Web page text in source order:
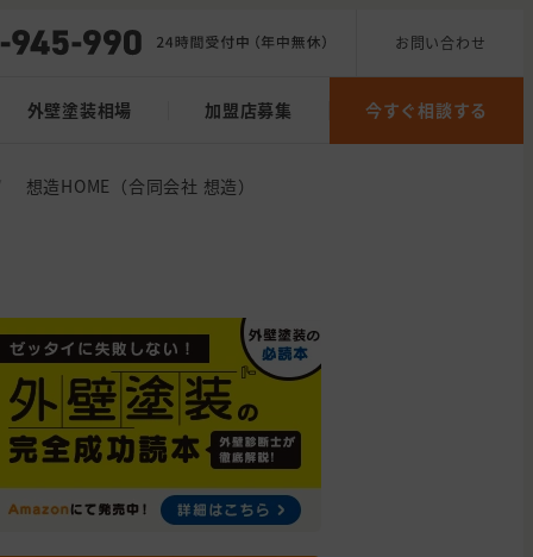
お問い合わせ
外壁塗装相場 加盟店募集 今すぐ相談する
想造HOME（合同会社 想造）